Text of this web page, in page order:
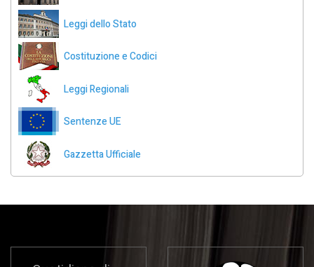
Leggi dello Stato
Costituzione e Codici
Leggi Regionali
Sentenze UE
Gazzetta Ufficiale